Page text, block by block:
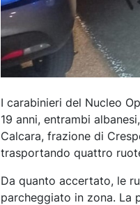
I carabinieri del Nucleo
19 anni, entrambi
Calcara, frazione di
trasportando quattro
Da quanto accertato, le
parcheggiato in zona. La